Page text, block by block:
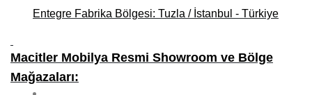
Sivas Mobilya Fabrikaları, Üreticileri, Mağazaları
Niğde Mobilyacılar, Mobilya Firmaları, İmalatçıları
Giresun Mobilya Mağazaları, İmalatçıları, Mobilyacıları
Entegre Fabrika Bölgesi: Tuzla / İstanbul - Türkiye
Macitler Mobilya Resmi Showroom ve Bölge
Mağazaları: